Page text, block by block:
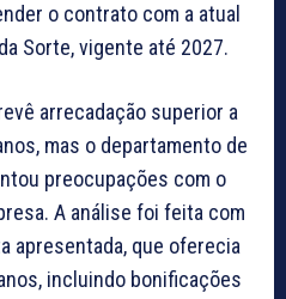
o contrato com a atual
Sorte, vigente até 2027.
arrecadação superior a
mas o departamento de
preocupações com o
A análise foi feita com
apresentada, que oferecia
incluindo bonificações